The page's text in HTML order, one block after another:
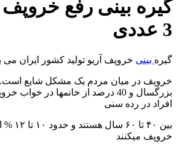
گیره بینی رفع خروپف
3 عددی
گیره بینی خروپف آریو تولید کشور ایران می
بزرگسال و 40 درصد از خانم­ها در
افراد در رده سنی
بین ۴۰
خروپف می­کنند